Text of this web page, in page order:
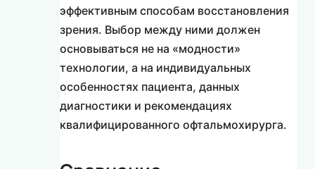
эффективным способам восстановления
зрения. Выбор между ними должен
основываться не на «модности»
технологии, а на индивидуальных
особенностях пациента, данных
диагностики и рекомендациях
квалифицированного офтальмохирурга.